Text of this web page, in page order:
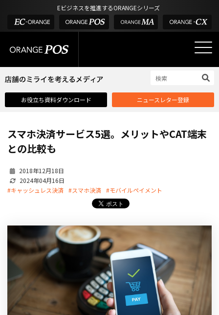
Eビジネスを推進するORANGEシリーズ
タッチパネル式カスタマーディスプレイ
インフラ環境・サポート
業界別ソリューション
酒販・ワイン
サロン
導入・補助金
デジタル化・AI導入補助金
POS お役立ち情報
店舗のミライを考えるメディア
03-6432-0346
電話受付：平日 10:00~17:00
お役立ち資料ダウンロード ニュースレター登録
スマホ決済サービス5選。メリットやCAT端末
との比較も
2018年12月18日
2024年04月16日
#キャッシュレス決済 #スマホ決済 #モバイルペイメント